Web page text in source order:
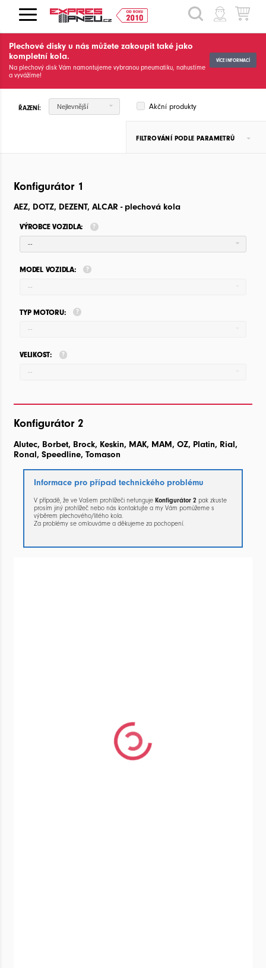
HLEDAT
Plechové disky u nás můžete zakoupit také jako
kompletní kola.
Na plechový disk Vám namontujeme vybranou pneumatiku, nahustíme
a vyvážíme!
VÍCE INFORMACÍ
ŘAZENÍ: Nejlevnější Akční produkty
FILTROVÁNÍ PODLE PARAMETRŮ
Konfigurátor 1
AEZ, DOTZ, DEZENT, ALCAR - plechová kola
VÝROBCE VOZIDLA:
--
MODEL VOZIDLA:
--
TYP MOTORU:
--
VELIKOST:
--
Konfigurátor 2
Alutec, Borbet, Brock, Keskin, MAK, MAM, OZ, Platin, Rial,
Ronal, Speedline, Tomason
Informace pro případ technického problému
V případě, že ve Vašem prohlížeči nefunguje Konfigurátor 2 pak zkuste
prosím jiný prohlížeč nebo nás kontaktujte a my Vám pomůžeme s
výběrem plechového/litého kola.
Za problémy se omlouváme a děkujeme za pochopení.